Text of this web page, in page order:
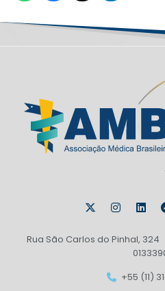
Rua São Carlos do Pinhal, 324
+55 (11)